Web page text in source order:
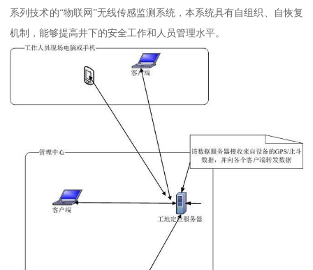
系列技术的“物联网”无线传感监测系统，本系统具有自组织、自恢复
机制，能够提高井下的安全工作和人员管理水平。